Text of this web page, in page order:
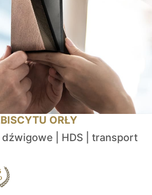
ORŁY
dźwigowe | HDS | transport